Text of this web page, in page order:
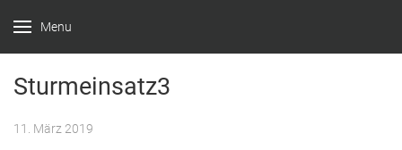
Menu
Sturmeinsatz3
11. März 2019